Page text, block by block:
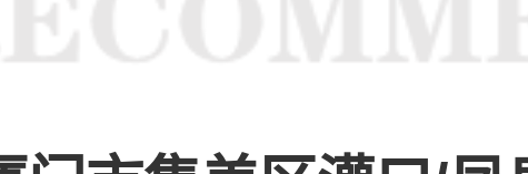
金旭路周边也得到